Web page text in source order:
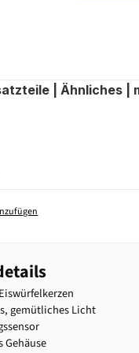
| Ähnliches |
gemütliches Licht
Gehäuse